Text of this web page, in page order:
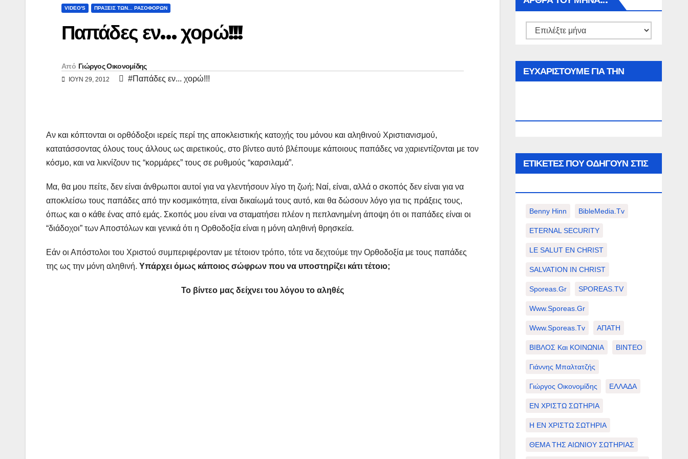
VIDEO'S ΠΡΑΞΕΙΣ ΤΩΝ... ΡΑΣΟΦΟΡΩΝ
Παπάδες εν… χορώ!!!
Από Γιώργος Οικονομίδης
ΙΟΎΝ 29, 2012 #Παπάδες εν... χορώ!!!
Αν και κόπτονται οι ορθόδοξοι ιερείς περί της αποκλειστικής κατοχής του μόνου και αληθινού Χριστιανισμού,
κατατάσσοντας όλους τους άλλους ως αιρετικούς, στο βίντεο αυτό βλέπουμε κάποιους παπάδες να χαριεντίζονται με τον
κόσμο, και να λικνίζουν τις “κορμάρες” τους σε ρυθμούς “καρσιλαμά”.
Μα, θα μου πείτε, δεν είναι άνθρωποι αυτοί για να γλεντήσουν λίγο τη ζωή; Ναί, είναι, αλλά ο σκοπός δεν είναι για να
αποκλείσω τους παπάδες από την κοσμικότητα, είναι δικαίωμά τους αυτό, και θα δώσουν λόγο για τις πράξεις τους,
όπως και ο κάθε ένας από εμάς. Σκοπός μου είναι να σταματήσει πλέον η πεπλανημένη άποψη ότι οι παπάδες είναι οι
“διάδοχοι” των Αποστόλων και γενικά ότι η Ορθοδοξία είναι η μόνη αληθινή θρησκεία.
Εάν οι Απόστολοι του Χριστού συμπεριφέρονταν με τέτοιον τρόπο, τότε να δεχτούμε την Ορθοδοξία με τους παπάδες
της ως την μόνη αληθινή. Υπάρχει όμως κάποιος σώφρων που να υποστηρίζει κάτι τέτοιο;
Το βίντεο μας δείχνει του λόγου το αληθές
Αρθρα
μήνα…
ΕΥΧΑΡΙΣΤΟΥΜΕ ΓΙΑ ΤΗΝ
ΕΤΙΚΈΤΕΣ ΠΟΥ ΟΔΗΓΟΎΝ ΣΤΙΣ
Benny Hinn BibleMedia.tv
ETERNAL SECURITY
LE SALUT EN CHRIST
SALVATION IN CHRIST
Sporeas.gr SPOREAS.TV
Www.sporeas.gr
Www.sporeas.tv ΑΠΑΤΗ
ΒΙΒΛΟΣ Και ΚΟΙΝΩΝΙΑ ΒΙΝΤΕΟ
Γιάννης Μπαλτατζής
Γιώργος Οικονομίδης ΕΛΛΑΔΑ
ΕΝ ΧΡΙΣΤΩ ΣΩΤΗΡΙΑ
Η ΕΝ ΧΡΙΣΤΩ ΣΩΤΗΡΙΑ
ΘΕΜΑ ΤΗΣ ΑΙΩΝΙΟΥ ΣΩΤΗΡΙΑΣ